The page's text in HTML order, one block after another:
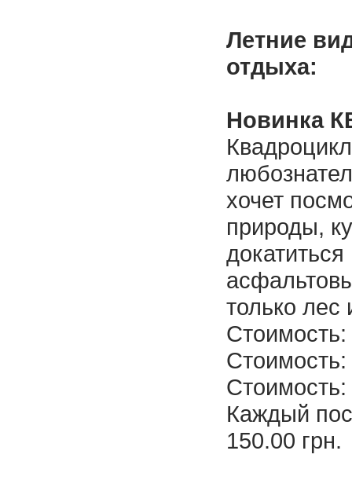
Летние
отдыха:
Новинка
хочет
природы,
только лес
Стоимость:
Стоимость:
Стоимость:
Каждый
150.00 грн.